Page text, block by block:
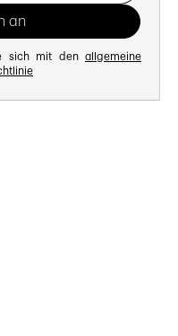
sich mit den allgemeine